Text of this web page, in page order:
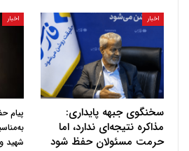
اخبار
سخنگوی جبهه پایداری:
مذاکره نتیجه‌ای ندارد، اما
حرمت مسئولان حفظ شود
اخبار
پیام
شهید